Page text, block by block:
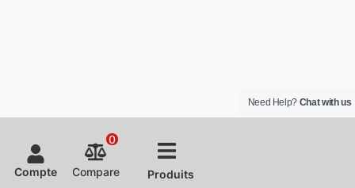
Compte Compare
0
Produits
Need Help? Chat with us